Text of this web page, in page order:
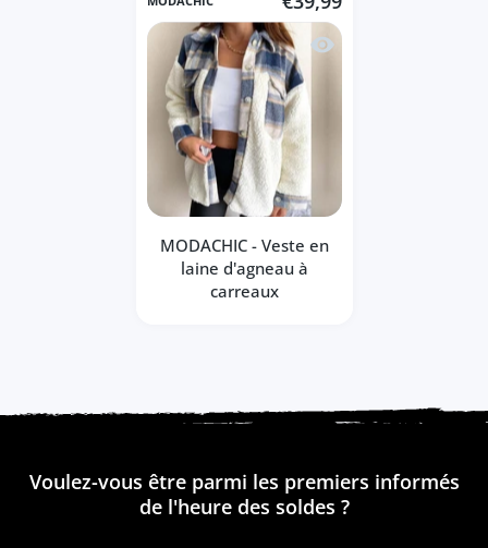
Aperçu rapide
MODACHIC - Veste en
laine d'agneau à
carreaux
Voulez-vous être parmi les premiers informés
de l'heure des soldes ?